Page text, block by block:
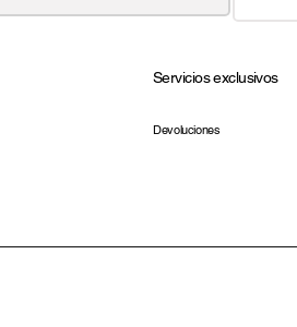
Servicios exclusivos
Devoluciones